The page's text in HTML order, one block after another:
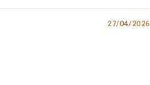
27/04/2026